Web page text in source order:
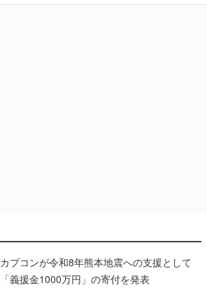
カプコンが令和8年熊本地震への支援として
「義援金1000万円」の寄付を発表